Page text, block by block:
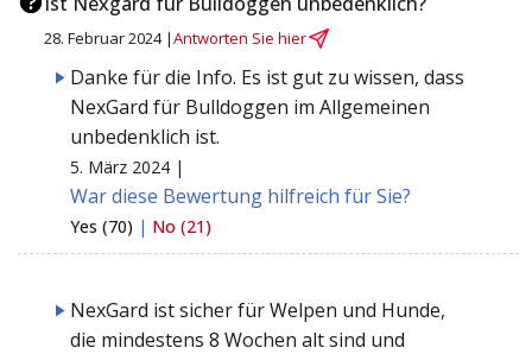
28. Februar 2024 |Antworten Sie hier
Danke für die Info. Es ist gut zu wissen, dass
NexGard für Bulldoggen im Allgemeinen
unbedenklich ist.
5. März 2024 |
War diese Bewertung hilfreich für Sie?
Yes (70) | No (21)
NexGard ist sicher für Welpen und Hunde,
die mindestens 8 Wochen alt sind und